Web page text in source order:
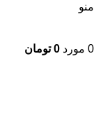
منو
0 مورد 0 تومان